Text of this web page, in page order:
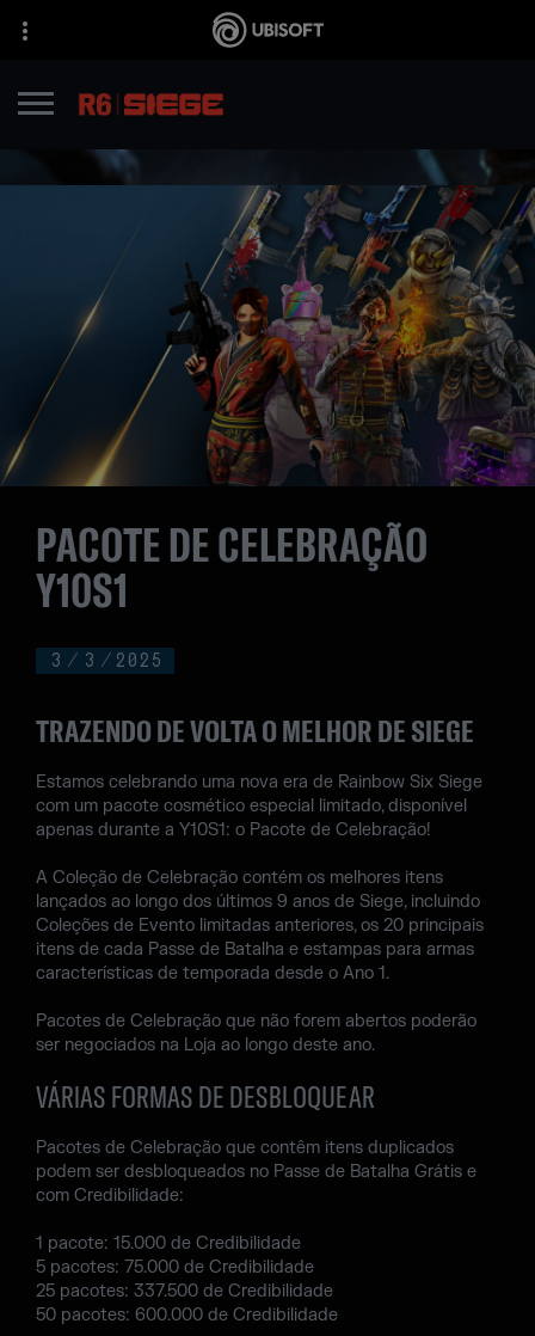
3 / 3 / 2025
PACOTE DE CELEBRAÇÃO
Y10S1
TRAZENDO DE VOLTA O MELHOR DE SIEGE
Estamos celebrando uma nova era de Rainbow Six Siege
com um pacote cosmético especial limitado, disponível
apenas durante a Y10S1: o Pacote de Celebração!
A Coleção de Celebração contém os melhores itens
lançados ao longo dos últimos 9 anos de Siege, incluindo
Coleções de Evento limitadas anteriores, os 20 principais
itens de cada Passe de Batalha e estampas para armas
características de temporada desde o Ano 1.
Pacotes de Celebração que não forem abertos poderão
ser negociados na Loja ao longo deste ano.
VÁRIAS FORMAS DE DESBLOQUEAR
Pacotes de Celebração que contêm itens duplicados
podem ser desbloqueados no Passe de Batalha Grátis e
com Credibilidade:
1 pacote: 15.000 de Credibilidade
5 pacotes: 75.000 de Credibilidade
25 pacotes: 337.500 de Credibilidade
50 pacotes: 600.000 de Credibilidade